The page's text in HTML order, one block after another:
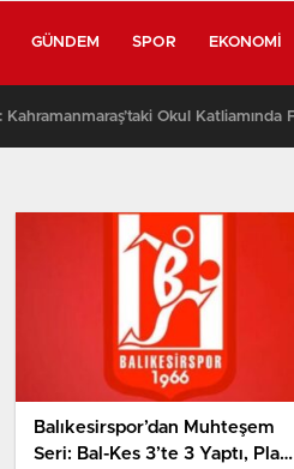
GÜNDEM SPOR EKONOMI
Balıkesirspor’dan Muhteşem
Seri: Bal-Kes 3’te 3 Yaptı, Play-